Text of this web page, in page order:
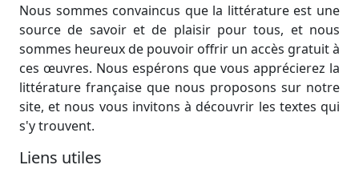
Nous sommes convaincus que la littérature est une
source de savoir et de plaisir pour tous, et nous
sommes heureux de pouvoir offrir un accès gratuit à
ces œuvres. Nous espérons que vous apprécierez la
littérature française que nous proposons sur notre
site, et nous vous invitons à découvrir les textes qui
s'y trouvent.
Liens utiles